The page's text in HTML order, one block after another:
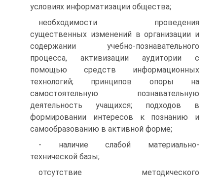
условиях информатизации общества;
необходимости проведения
существенных изменений в организации и
содержании учебно-познавательного
процесса, активизации аудитории с
помощью средств информационных
технологий; принципов опоры на
самостоятельную познавательную
деятельность учащихся; подходов в
формировании интересов к познанию и
самообразованию в активной форме;
- наличие слабой материально-
технической базы;
отсутствие методического